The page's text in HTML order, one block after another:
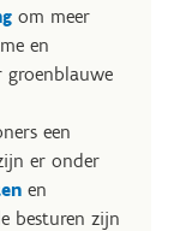
om meer
en
groenblauwe
een
er onder
en
besturen zijn